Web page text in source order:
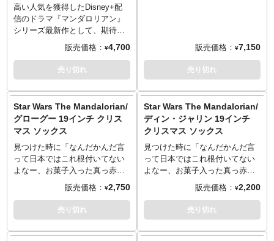
触りのオリジナル・ストームト
ルーパー・バスローブに包まれ
て巡回任務を終えた後のリラッ
高い人気を獲得したDisney+配
信のドラマ『マンダロリアン』
シリーズ最新作として、期待高
まる映画『スター・ウォーズ／
マンダロリアン・アンド・グロ
ーグー』からキュートなグロー
グーを前面に用い、裏面にはマ
ンダロリアン＆グローグーのキ
れたTシャツが登場。
販売価格： ¥4,700
売り切れ
に使うタイプのものですね。ク
リスマスだけじゃなく、いろん
なシーンで使えそう（しかし、
りがぼやーっと赤く光ります。
販売価格： ¥7,150
売り切れ
Star Wars The Mandalorian/
グローグー 19インチ クリス
マス ソックス
見つけた時に「なんだかんだ言
って日本ではこれ根付いてない
よなー、お菓子入った真っ赤な
ブーツはあるけど」と思ってい
ながら、身体は商品登録をすで
に完了していたので、この靴下
にはかなりのフォースを感じて
販売価格： ¥2,750
売り切れ
Star Wars The Mandalorian/
ディン・ジャリン 19インチ
クリスマス ソックス
見つけた時に「なんだかんだ言
って日本ではこれ根付いてない
よなー、お菓子入った真っ赤な
ブーツはあるけど」と思ってい
ながら、身体は商品登録をすで
に完了していたので、この靴下
にはかなりのフォースを感じて
販売価格： ¥2,200
売り切れ